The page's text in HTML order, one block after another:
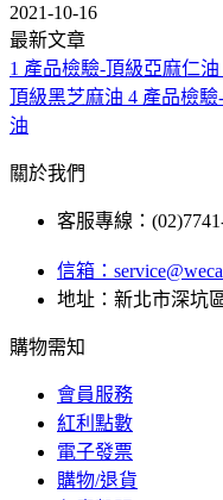
2021-10-16
最新文章
1 產品檢驗-頂級亞麻仁油
頂級黑芝麻油 4 產品檢
油
關於我們
客服專線：
信箱：
地址：新北市深坑
購物需知
會員服務
紅利點數
電子發票
購物/退貨